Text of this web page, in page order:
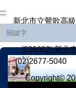
:::
新北市立鶯歌高
(239002) 新北
(02)2677-5040
Copyright©